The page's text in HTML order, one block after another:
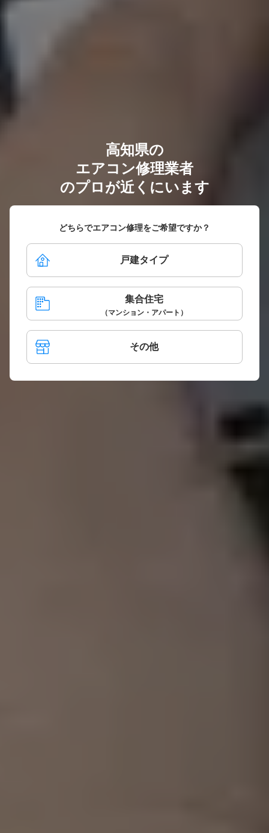
高知県の
エアコン修理業者
のプロが近くにいます
どちらでエアコン修理をご希望ですか？
戸建タイプ
集合住宅
（マンション・アパート）
その他